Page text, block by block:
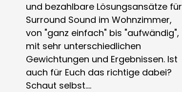
und bezahlbare Lösungsansätze für
Surround Sound im Wohnzimmer,
von "ganz einfach" bis "aufwändig",
mit sehr unterschiedlichen
Gewichtungen und Ergebnissen. Ist
auch für Euch das richtige dabei?
Schaut selbst....